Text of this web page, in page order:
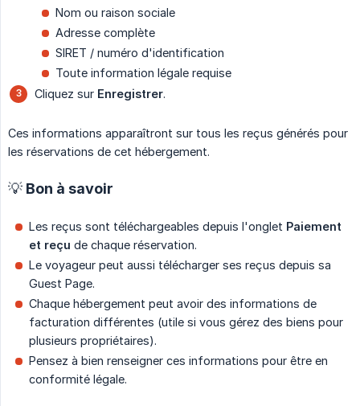
Nom ou raison sociale
Adresse complète
SIRET / numéro d'identification
Toute information légale requise
Cliquez sur Enregistrer.
Ces informations apparaîtront sur tous les reçus générés pour
les réservations de cet hébergement.
💡 Bon à savoir
Les reçus sont téléchargeables depuis l'onglet Paiement
et reçu de chaque réservation.
Le voyageur peut aussi télécharger ses reçus depuis sa
Guest Page.
Chaque hébergement peut avoir des informations de
facturation différentes (utile si vous gérez des biens pour
plusieurs propriétaires).
Pensez à bien renseigner ces informations pour être en
conformité légale.